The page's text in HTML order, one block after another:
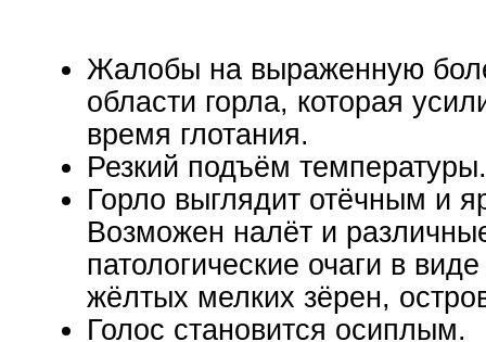
Жалобы на выраженную
области горла, которая
время глотания.
Резкий подъём температуры.
Горло выглядит отёчным и
Возможен налёт и
патологические очаги в
жёлтых мелких зёрен,
Голос становится осиплым.